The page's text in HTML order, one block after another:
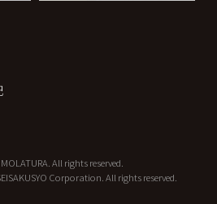
All rights reserved.
Corporation. All rights reserved.